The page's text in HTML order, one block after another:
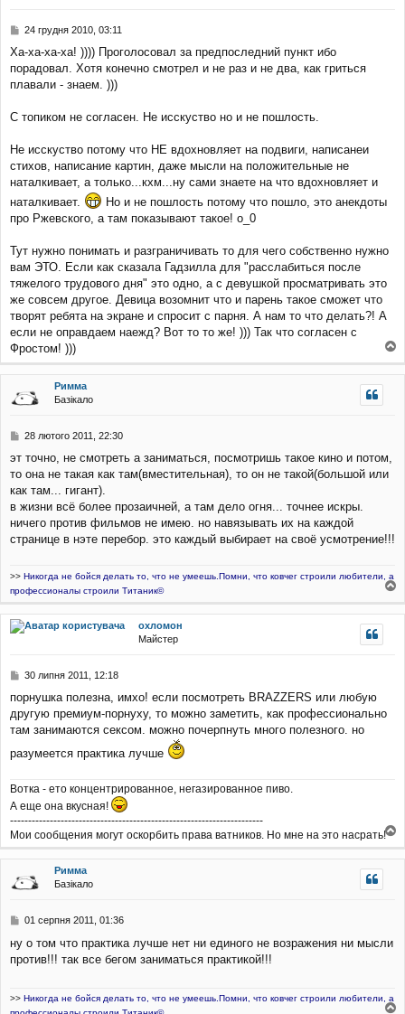
П
в
і
д
л
н
н
я
24 грудня 2010, 03:11
Ха-ха-ха-ха! )))) Проголосовал за предпоследний пункт ибо
порадовал. Хотя конечно смотрел и не раз и не два, как гриться
плавали - знаем. )))
С топиком не согласен. Не исскуство но и не пошлость.
Не исскуство потому что НЕ вдохновляет на подвиги, написанеи
стихов, написание картин, даже мысли на положительные не
наталкивает, а только...кхм...ну сами знаете на что вдохновляет и
наталкивает.
Но и не пошлость потому что пошло, это анекдоты
про Ржевского, а там показывают такое! o_0
Тут нужно понимать и разграничивать то для чего собственно нужно
вам ЭТО. Если как сказала Гадзилла для "расслабиться после
тяжелого трудового дня" это одно, а с девушкой просматривать это
же совсем другое. Девица возомнит что и парень такое сможет что
творят ребята на экране и спросит с парня. А нам то что делать?! А
если не оправдаем наежд? Вот то то же! ))) Так что согласен с
Фростом! )))
о
г
Римма
Базікало
П
і
д
о
л
е
28 лютого 2011, 22:30
эт точно, не смотреть а заниматься, посмотришь такое кино и потом,
то она не такая как там(вместительная), то он не такой(большой или
как там... гигант).
в жизни всё более прозаичней, а там дело огня... точнее искры.
ничего против фильмов не имею. но навязывать их на каждой
странице в нэте перебор. это каждый выбирает на своё усмотрение!!!
>> Никогда не бойся делать то, что не умеешь.Помни, что ковчег строили любители, а
профессионалы строили Титаник©
г
охломон
Майстер
П
в
і
д
м
н
н
я
30 липня 2011, 12:18
порнушка полезна, имхо! если посмотреть BRAZZERS или любую
другую премиум-порнуху, то можно заметить, как профессионально
там занимаются сексом. можно почерпнуть много полезного. но
разумеется практика лучше
Вотка - ето концентрированное, негазированное пиво.
А еще она вкусная!
----------------------------------------------------------------------
Мои сообщения могут оскорбить права ватников. Но мне на это насрать!
о
г
Римма
Базікало
П
в
і
м
01 серпня 2011, 01:36
ну о том что практика лучше нет ни единого не возражения ни мысли
против!!! так все бегом заниматься практикой!!!
>> Никогда не бойся делать то, что не умеешь.Помни, что ковчег строили любители, а